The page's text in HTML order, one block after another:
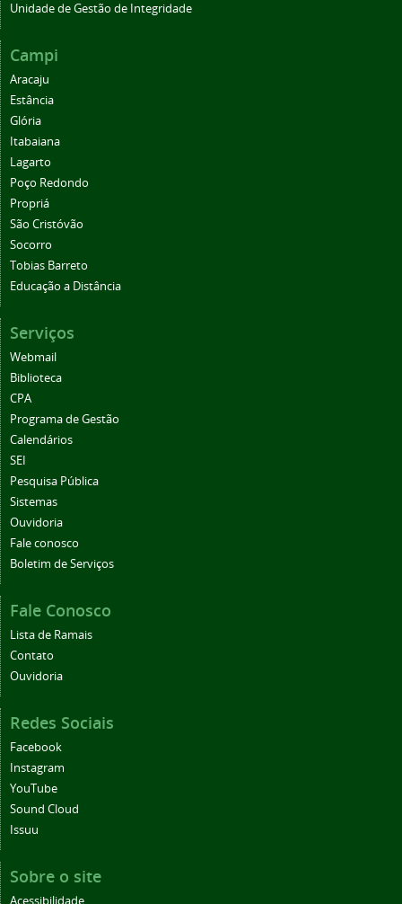
Unidade de Gestão de Integridade
Campi
Aracaju
Estância
Glória
Itabaiana
Lagarto
Poço Redondo
Propriá
São Cristóvão
Socorro
Tobias Barreto
Educação a Distância
Serviços
Webmail
Biblioteca
CPA
Programa de Gestão
Calendários
SEI
Pesquisa Pública
Sistemas
Ouvidoria
Fale conosco
Boletim de Serviços
Fale Conosco
Lista de Ramais
Contato
Ouvidoria
Redes Sociais
Facebook
Instagram
YouTube
Sound Cloud
Issuu
Sobre o site